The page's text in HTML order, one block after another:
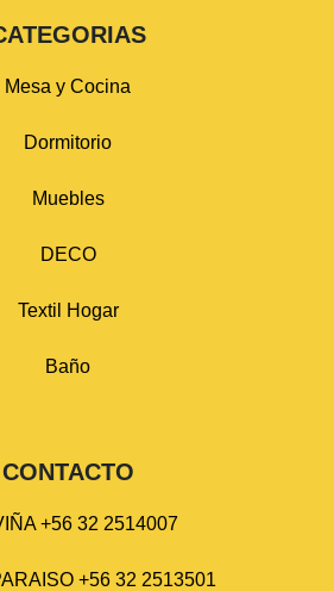
Mesa y Cocina
Dormitorio
Muebles
DECO
Textil Hogar
Baño
CONTACTO
+56 32 2514007
+56 32 2513501